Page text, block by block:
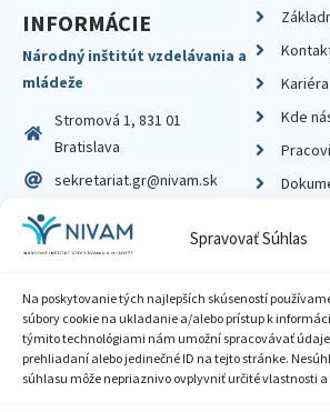
Spravovať Súhlas
Na poskytovanie tých najlepších skúseností
súbory cookie na ukladanie a/alebo prístup k
týmito technológiami nám umožní spracovávať
prehliadaní alebo jedinečné ID na tejto stránke.
súhlasu môže nepriaznivo ovplyvniť určité vlastnosti
INFORMÁCIE
Národný inštitút vzdelávania a
mládeže
Stromová 1, 831 01
Bratislava
sekretariat.gr@nivam.sk
IČO: 00164348
DIČ: 2020798714
Kariéra
Kde
Zásady ochrany